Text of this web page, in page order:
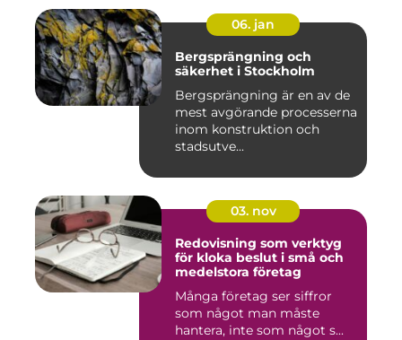
06. jan
Bergsprängning och
säkerhet i Stockholm
Bergsprängning är en av de
mest avgörande processerna
inom konstruktion och
stadsutve...
03. nov
Redovisning som verktyg
för kloka beslut i små och
medelstora företag
Många företag ser siffror
som något man måste
hantera, inte som något s...